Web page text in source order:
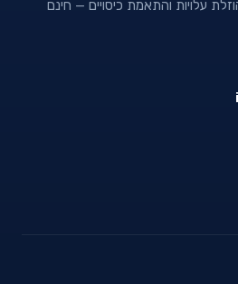
עלויות והתאמת כיסויים — חינם